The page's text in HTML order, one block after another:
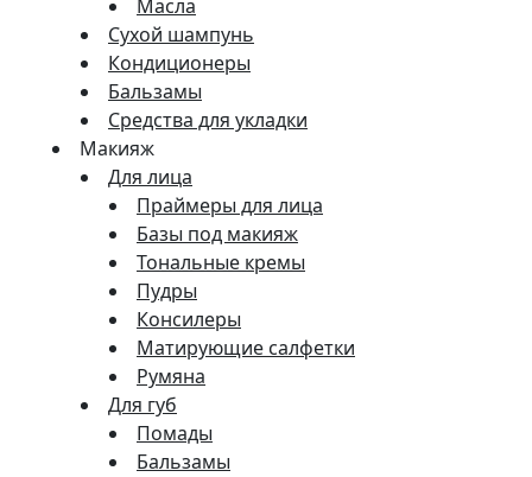
Масла
Сухой шампунь
Кондиционеры
Бальзамы
Средства для укладки
Макияж
Для лица
Праймеры для лица
Базы под макияж
Тональные кремы
Пудры
Консилеры
Матирующие салфетки
Румяна
Для губ
Помады
Бальзамы